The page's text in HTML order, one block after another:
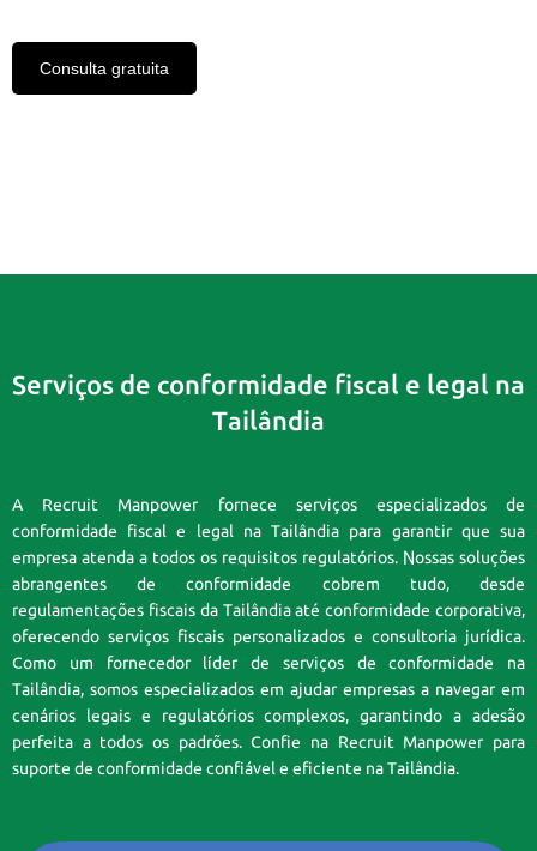
Consulta gratuita
Serviços de conformidade fiscal e legal na
Tailândia
A Recruit Manpower fornece serviços especializados de
conformidade fiscal e legal na Tailândia para garantir que sua
empresa atenda a todos os requisitos regulatórios. Nossas soluções
abrangentes de conformidade cobrem tudo, desde
regulamentações fiscais da Tailândia até conformidade corporativa,
oferecendo serviços fiscais personalizados e consultoria jurídica.
Como um fornecedor líder de serviços de conformidade na
Tailândia, somos especializados em ajudar empresas a navegar em
cenários legais e regulatórios complexos, garantindo a adesão
perfeita a todos os padrões. Confie na Recruit Manpower para
suporte de conformidade confiável e eficiente na Tailândia.